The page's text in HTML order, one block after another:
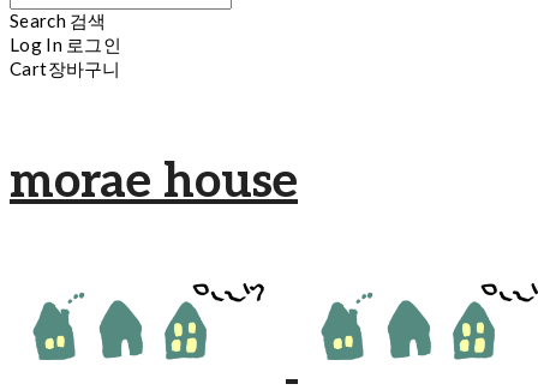
Search 검색
Log In 로그인
Cart장바구니
morae house